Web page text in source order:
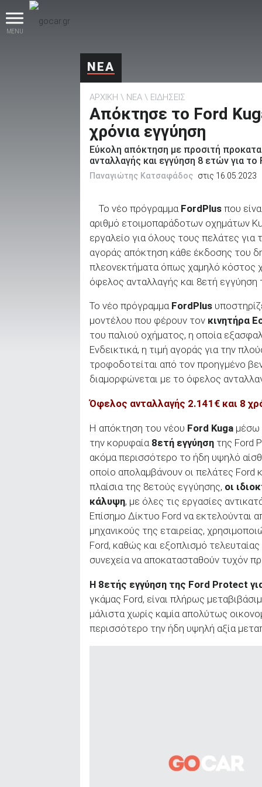
MENU
βρες το!
ΑΝΑΖΗΤΗΣΗ
Μεταχειρισμένα
Επιχειρήσεις
ΑΝΑΖΗΤΗΣΗ
ΝΕΑ
ΑΡΧΙΚΗ ΝΕΑ ΕΙΔΗΣΕΙΣ
Απόκτησε το Ford
χρόνια εγγύηση
Εύκολη απόκτηση με προσιτή
ανταλλαγής και εγγύηση 8 ετών για
Παναγιώτης Κατσαφάδος στις 16.05.2023
Το νέο πρόγραμμα FordPlus που
αριθμό ετοιμοπαράδοτων οχημάτων
εργαλείο για όλους τους πελάτες
αγοράς απόκτηση κάθε έκδοσης του
πλεονεκτήματα όπως χαμηλό κόστος
όφελος ανταλλαγής και 8ετή εγγύηση
Το νέο πρόγραμμα FordPlus
μοντέλου που φέρουν τον κινητήρα
του παλιού οχήματος, η οποία
Ενδεικτικά, η τιμή αγοράς για την
τροφοδοτείται από τον προηγμένο
διαμορφώνεται με το όφελος
Όφελος ανταλλαγής 2.141€ και 8
Η απόκτηση του νέου Ford Kuga μέσω
την κορυφαία 8ετή εγγύηση της Ford
ακόμα περισσότερο το ήδη υψηλό
οποίο απολαμβάνουν οι πελάτες Ford
πλαίσια της 8ετούς εγγύησης, οι
κάλυψη, με όλες τις εργασίες
Επίσημο Δίκτυο Ford να εκτελούνται
μηχανικούς της εταιρείας,
Ford, καθώς και εξοπλισμό
συνεχεία να αποκατασταθούν τυχόν
Η 8ετής εγγύηση της Ford Protect
γκάμας Ford, είναι πλήρως
μάλιστα χωρίς καμία απολύτως
περισσότερο την ήδη υψηλή αξία